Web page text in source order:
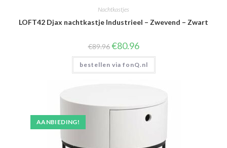
Nachtkastjes
LOFT42 Djax nachtkastje Industrieel – Zwevend – Zwart
€89.96 Oorspronkelijke
prijs
was:
€89.96.
€80.96Huidige
prijs
is:
€80.96.
bestellen via fonQ.nl
AANBIEDING!